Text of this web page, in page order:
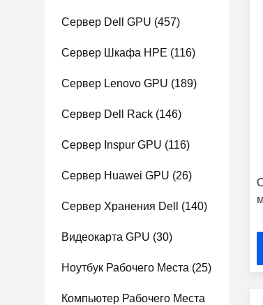
Сервер Dell GPU (457)
Сервер Шкафа HPE (116)
Сервер Lenovo GPU (189)
Сервер Dell Rack (146)
Сервер Inspur GPU (116)
Сервер Huawei GPU (26)
Сервер Хранения Dell (140)
Видеокарта GPU (30)
Ноутбук Рабочего Места (25)
Компьютер Рабочего Места